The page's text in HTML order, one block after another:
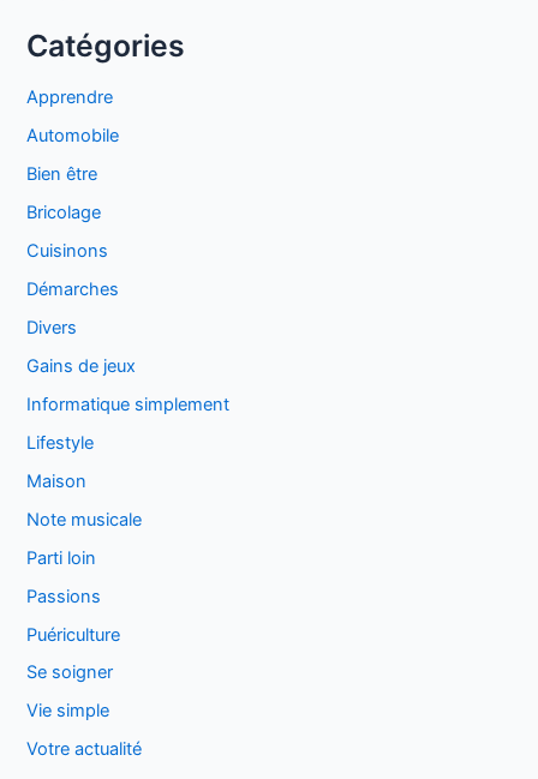
Catégories
Apprendre
Automobile
Bien être
Bricolage
Cuisinons
Démarches
Divers
Gains de jeux
Informatique simplement
Lifestyle
Maison
Note musicale
Parti loin
Passions
Puériculture
Se soigner
Vie simple
Votre actualité